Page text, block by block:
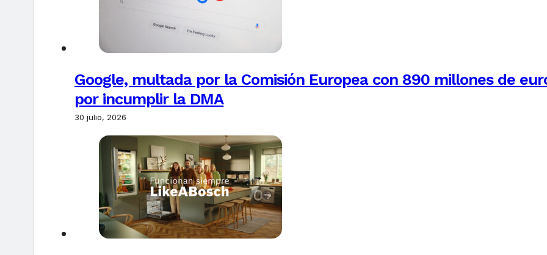
Google, multada por la Comisión Europea con 890 millones de
por incumplir la DMA
30 julio, 2026